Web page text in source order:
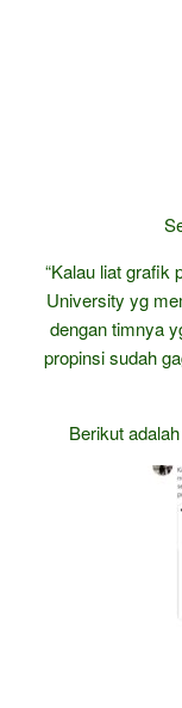
“Kalau liat grafik
University yg
dengan timnya
propinsi sudah
Berikut